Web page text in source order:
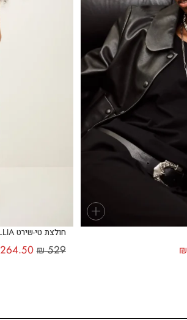
+
₪
חולצת טי-שירט ALLIA
₪529
264.50